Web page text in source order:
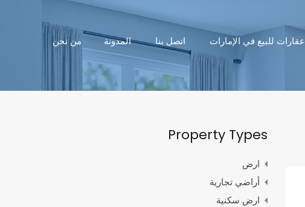
عقارات للبيع في الإمارات اتصل بنا المدونة من نحن
Property Types
ارض
أراضي تجارية
ارض سكنية